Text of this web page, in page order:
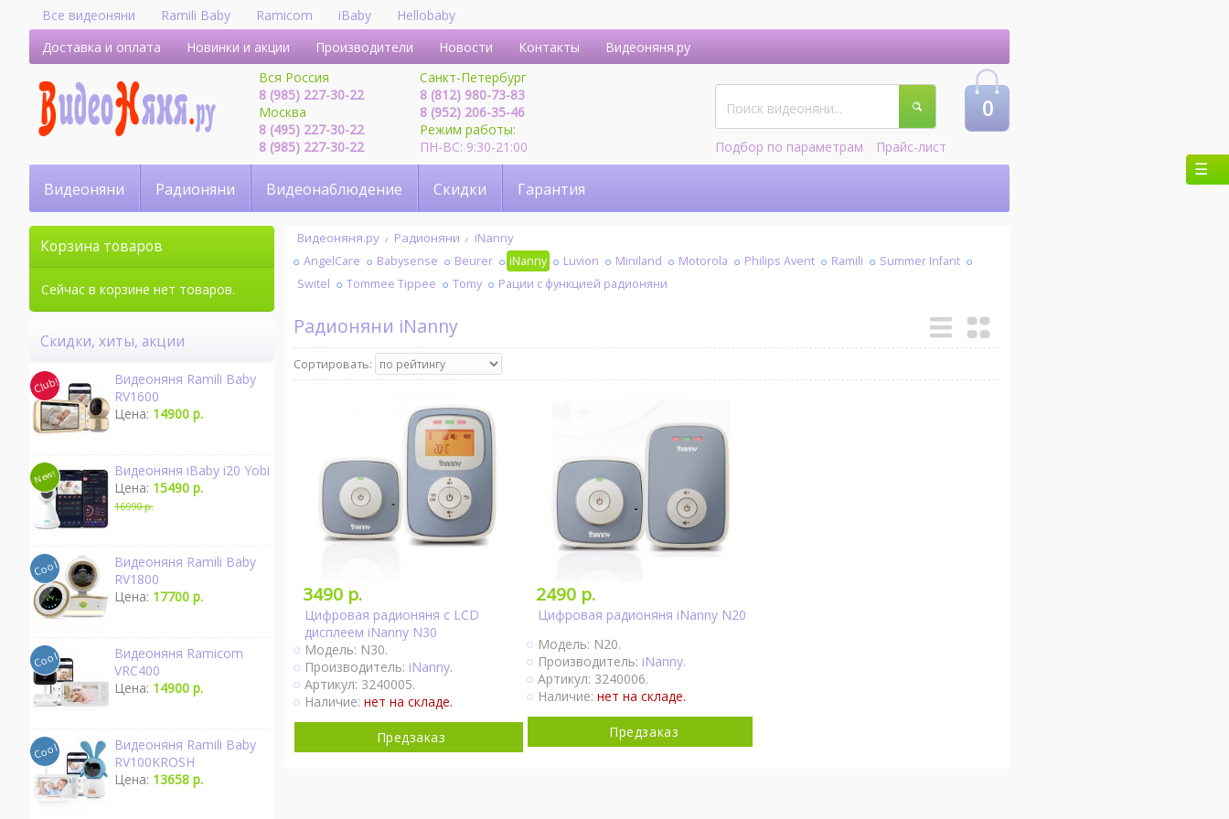
Все видеоняни Ramili Baby Ramicom iBaby
Hellobaby
Доставка и оплата
Новинки и акции Производители Новости Контакты
Видеоняня.ру
Вся Россия
8 (985) 227-30-22
Москва
8 (495) 227-30-22
8 (985) 227-30-22
Санкт-Петербург
8 (812) 980-73-83
8 (952) 206-35-46
Режим работы:
ПН-ВС: 9:30-21:00
Подбор по параметрам Прайс-лист
0
Видеоняни Радионяни Видеонаблюдение Скидки Гарантия
Видеоняня.ру Радионяни iNanny
AngelCare Babysense Beurer iNanny Luvion Miniland Motorola Philips Avent Ramili
Summer Infant
Switel
Tommee Tippee Tomy Рации с функцией радионяни
Радионяни iNanny
Сортировать:
3490 р.
Цифровая радионяня с LCD
дисплеем iNanny N30
Модель: N30.
Производитель: iNanny.
Артикул: 3240005.
Наличие:нет на складе.
Предзаказ
2490 р.
Цифровая радионяня iNanny N20
Модель: N20.
Производитель: iNanny.
Артикул: 3240006.
Наличие:нет на складе.
Предзаказ
Корзина товаров
Сейчас в корзине нет товаров.
Скидки, хиты, акции
Видеоняня Ramili Baby
RV1600
Цена: 14900 р.
Видеоняня iBaby i20 Yobi
Цена: 15490 р.
16990 р.
Видеоняня Ramili Baby
RV1800
Цена: 17700 р.
Видеоняня Ramicom
VRC400
Цена: 14900 р.
Видеоняня Ramili Baby
RV100KROSH
Цена: 13658 р.